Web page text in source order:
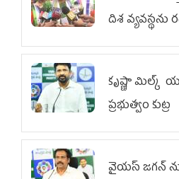
దిశ వ్య‌వ‌స్థ‌ను
కృష్ణా మిల్క్‌
ప్రభుత్వం కుట్ర
వైయ‌స్ జగన్‌